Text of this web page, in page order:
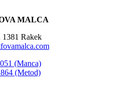
MALCA
1381 Rakek
(Manca)
(Metod)